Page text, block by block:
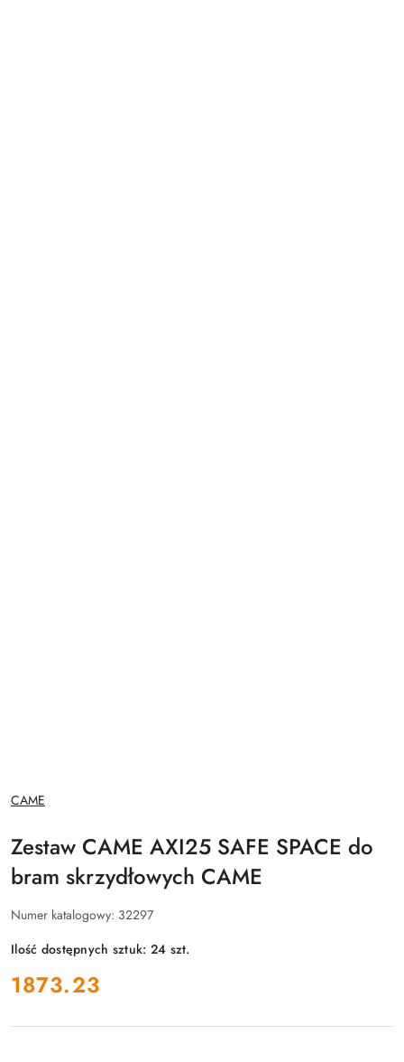
NAZWA
PRODUCENTA:
CAME
Zestaw CAME AXI25 SAFE SPACE do
bram skrzydłowych CAME
Numer katalogowy: 32297
Ilość dostępnych sztuk: 24 szt.
cena:
1873.23